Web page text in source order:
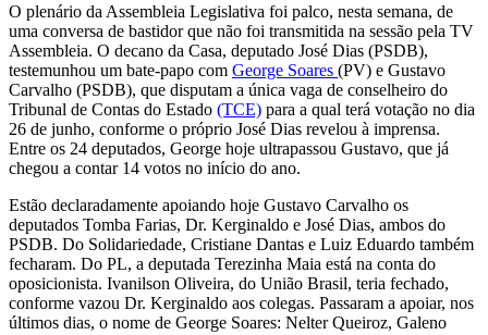
O plenário da Assembleia Legislativa foi palco, nesta semana, de
uma conversa de bastidor que não foi transmitida na sessão pela TV
Assembleia. O decano da Casa, deputado José Dias (PSDB),
testemunhou um bate-papo com George Soares (PV) e Gustavo
Carvalho (PSDB), que disputam a única vaga de conselheiro do
Tribunal de Contas do Estado (TCE) para a qual terá votação no dia
26 de junho, conforme o próprio José Dias revelou à imprensa.
Entre os 24 deputados, George hoje ultrapassou Gustavo, que já
chegou a contar 14 votos no início do ano.
Estão declaradamente apoiando hoje Gustavo Carvalho os
deputados Tomba Farias, Dr. Kerginaldo e José Dias, ambos do
PSDB. Do Solidariedade, Cristiane Dantas e Luiz Eduardo também
fecharam. Do PL, a deputada Terezinha Maia está na conta do
oposicionista. Ivanilson Oliveira, do União Brasil, teria fechado,
conforme vazou Dr. Kerginaldo aos colegas. Passaram a apoiar, nos
últimos dias, o nome de George Soares: Nelter Queiroz, Galeno